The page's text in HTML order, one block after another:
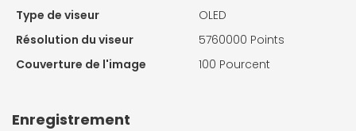
Type de viseur
OLED
Résolution du viseur
5760000 Points
Couverture de l'image
100 Pourcent
Enregistrement